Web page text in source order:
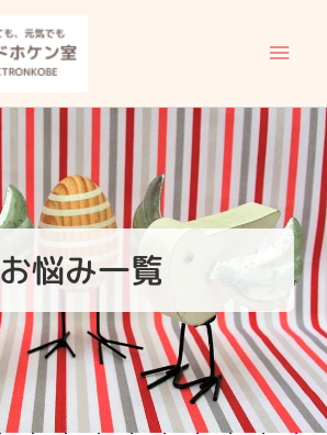
イ
ン
メ
ニ
ー
お悩み一覧